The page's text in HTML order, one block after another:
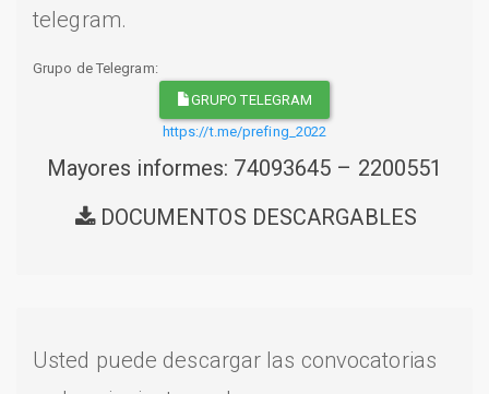
telegram.
Grupo de Telegram:
GRUPO TELEGRAM
https://t.me/prefing_2022
Mayores informes: 74093645 – 2200551
DOCUMENTOS DESCARGABLES
Usted puede descargar las convocatorias